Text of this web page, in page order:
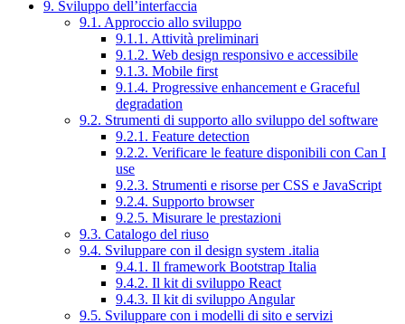
9. Sviluppo dell’interfaccia
9.1. Approccio allo sviluppo
9.1.1. Attività preliminari
9.1.2. Web design responsivo e accessibile
9.1.3. Mobile first
9.1.4. Progressive enhancement e Graceful
degradation
9.2. Strumenti di supporto allo sviluppo del software
9.2.1. Feature detection
9.2.2. Verificare le feature disponibili con Can I
use
9.2.3. Strumenti e risorse per CSS e JavaScript
9.2.4. Supporto browser
9.2.5. Misurare le prestazioni
9.3. Catalogo del riuso
9.4. Sviluppare con il design system .italia
9.4.1. Il framework Bootstrap Italia
9.4.2. Il kit di sviluppo React
9.4.3. Il kit di sviluppo Angular
9.5. Sviluppare con i modelli di sito e servizi